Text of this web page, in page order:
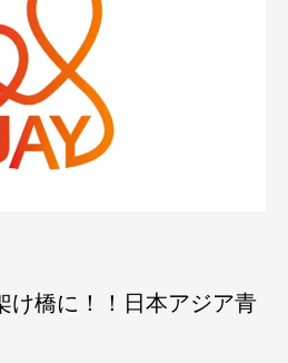
け橋に！！日本アジア青